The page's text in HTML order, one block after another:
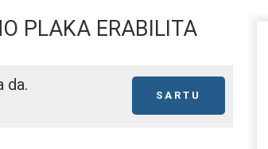
PLAKA ERABILITA
da.
SARTU